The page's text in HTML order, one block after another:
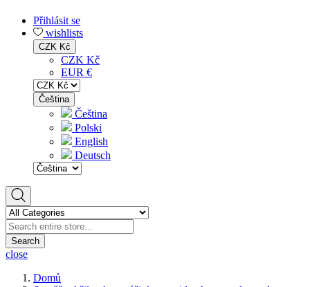
Přihlásit se
wishlists
CZK Kč
CZK Kč
EUR €
Čeština
Čeština
Polski
English
Deutsch
Search
close
Domů